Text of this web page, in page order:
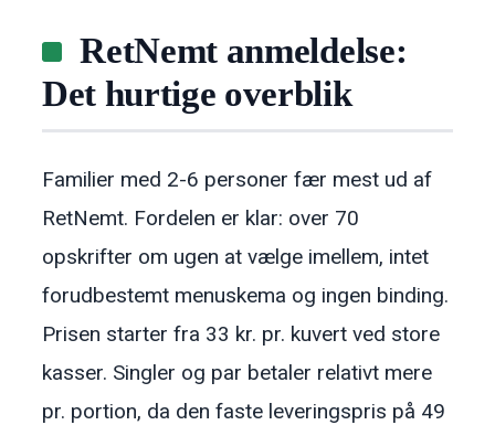
RetNemt anmeldelse:
Det hurtige overblik
Familier med 2-6 personer fær mest ud af
RetNemt. Fordelen er klar: over 70
opskrifter om ugen at vælge imellem, intet
forudbestemt menuskema og ingen binding.
Prisen starter fra 33 kr. pr. kuvert ved store
kasser. Singler og par betaler relativt mere
pr. portion, da den faste leveringspris på 49